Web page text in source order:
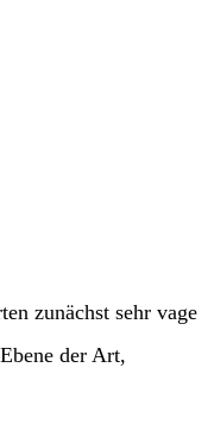
zunächst sehr vage
der Art,